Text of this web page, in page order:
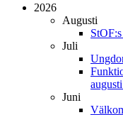
2026
Augusti
Juli
Juni